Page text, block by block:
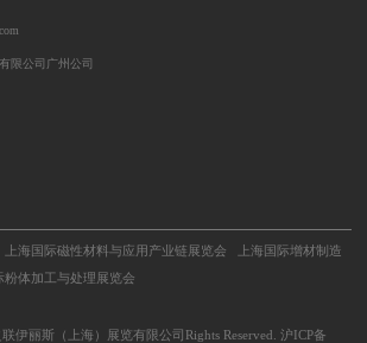
限公司广州公司
上海国际磁性材料与应用产业链展览会
上海国际增材制造
粉体加工与处理展览会
伊丽斯（上海）展览有限公司Rights Reserved. 沪ICP备